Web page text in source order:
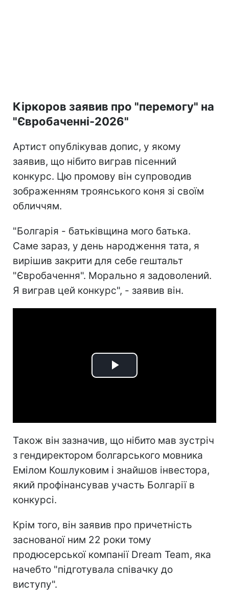
Кіркоров заявив про "перемогу" на
"Євробаченні-2026"
Артист опублікував допис, у якому
заявив, що нібито виграв пісенний
конкурс. Цю промову він супроводив
зображенням троянського коня зі своїм
обличчям.
"Болгарія - батьківщина мого батька.
Саме зараз, у день народження тата, я
вирішив закрити для себе гештальт
"Євробачення". Морально я задоволений.
Я виграв цей конкурс", - заявив він.
Play
Також він зазначив, що нібито мав зустріч
з гендиректором болгарського мовника
Емілом Кошлуковим і знайшов інвестора,
який профінансував участь Болгарії в
конкурсі.
Крім того, він заявив про причетність
заснованої ним 22 роки тому
продюсерської компанії Dream Team, яка
начебто "підготувала співачку до
виступу".